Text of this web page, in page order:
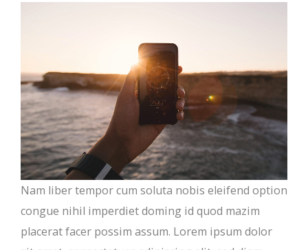
Nam liber tempor cum soluta nobis eleifend option
congue nihil imperdiet doming id quod mazim
placerat facer possim assum. Lorem ipsum dolor